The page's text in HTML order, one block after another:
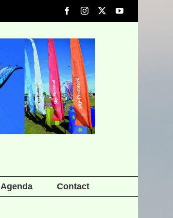
FacebookInstagram YouTube
Agenda Contact